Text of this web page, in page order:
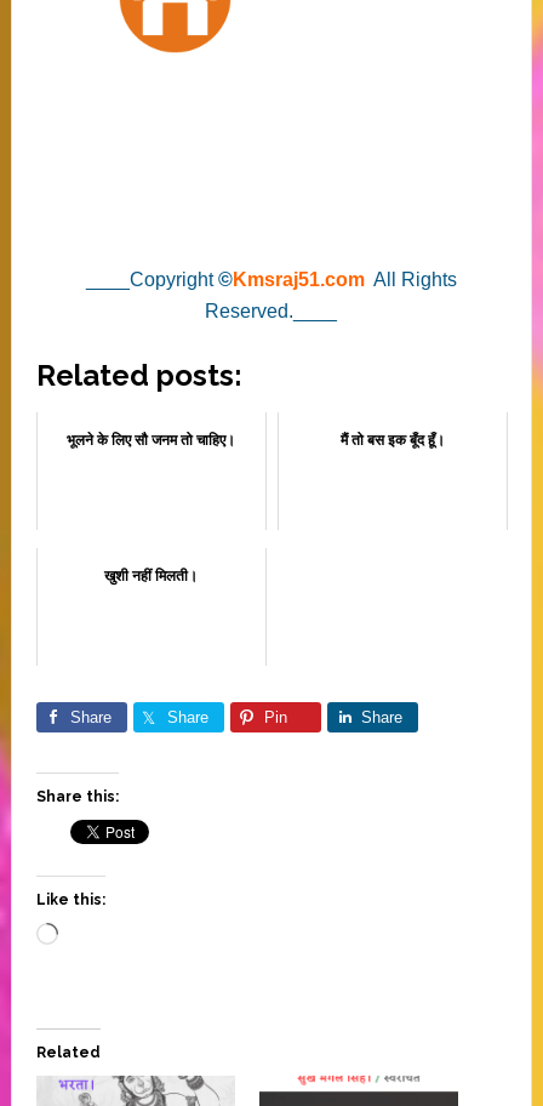
____Copyright©Kmsraj51.com All Rights
Reserved.____
Related posts:
भूलने के लिए सौ जनम तो चाहिए। मैं तो बस इक बूँद हूँ।
खुशी नहीं मिलती।
Share Share Pin Share
Share this:
Like this:
Loading…
Related